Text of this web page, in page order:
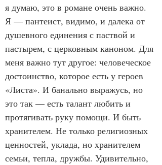
я думаю, это в романе очень важно.
Я — пантеист, видимо, и далека от
душевного единения с паствой и
пастырем, с церковным каноном. Для
меня важно тут другое: человеческое
достоинство, которое есть у героев
«Листа». И банально выражусь, но
это так — есть талант любить и
протягивать руку помощи. И быть
хранителем. Не только религиозных
ценностей, уклада, но хранителем
семьи, тепла, дружбы. Удивительно,